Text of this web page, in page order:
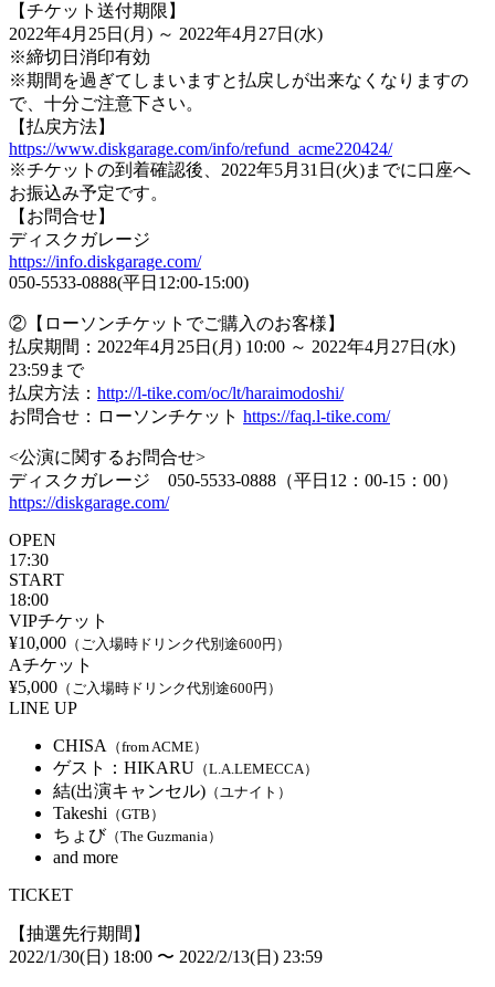
【チケット送付期限】
2022年4月25日(月) ～ 2022年4月27日(水)
※締切日消印有効
※期間を過ぎてしまいますと払戻しが出来なくなりますの
で、十分ご注意下さい。
【払戻方法】
https://www.diskgarage.com/info/refund_acme220424/
※チケットの到着確認後、2022年5月31日(火)までに口座へ
お振込み予定です。
【お問合せ】
ディスクガレージ
https://info.diskgarage.com/
050-5533-0888(平日12:00-15:00)
②【ローソンチケットでご購入のお客様】
払戻期間：2022年4月25日(月) 10:00 ～ 2022年4月27日(水)
23:59まで
払戻方法： http://l-tike.com/oc/lt/haraimodoshi/
お問合せ：ローソンチケット https://faq.l-tike.com/
<公演に関するお問合せ>
ディスクガレージ 050-5533-0888（平日12：00-15：00）
https://diskgarage.com/
OPEN
17:30
START
18:00
VIPチケット
¥10,000 （ご入場時ドリンク代別途600円）
Aチケット
¥5,000 （ご入場時ドリンク代別途600円）
LINE UP
CHISA
（from ACME）
ゲスト：HIKARU （L.A.LEMECCA）
結(出演キャンセル) （ユナイト）
Takeshi （GTB）
ちょび （The Guzmania）
and more
TICKET
【抽選先行期間】
2022/1/30(日) 18:00 〜 2022/2/13(日) 23:59